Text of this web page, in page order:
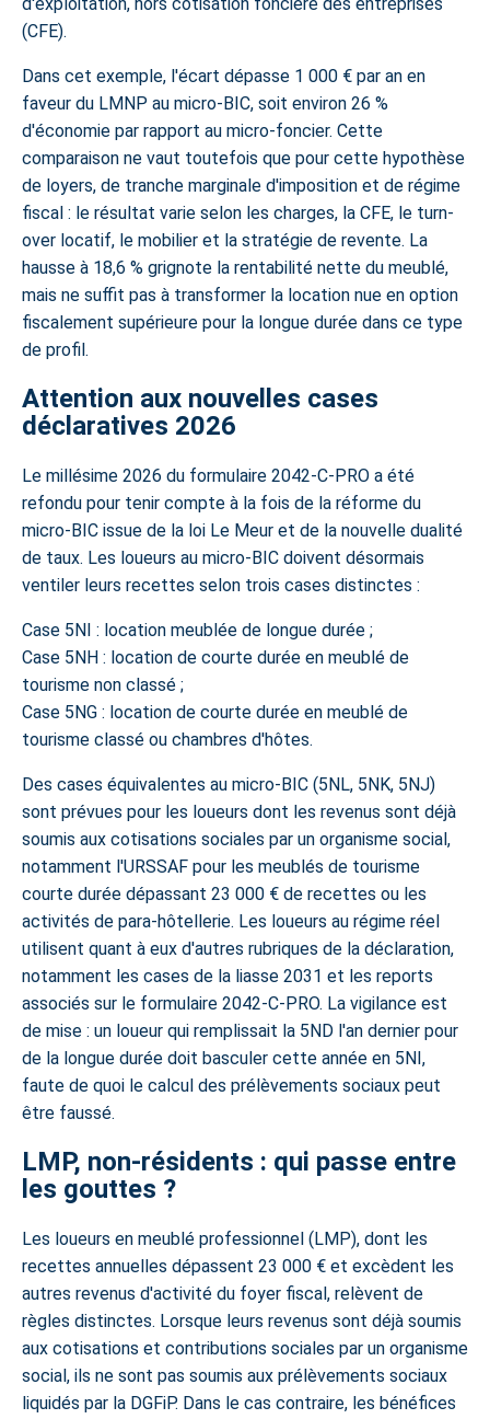
(CFE).
Dans cet exemple, l'écart dépasse 1 000 € par an en
faveur du LMNP au micro-BIC, soit environ 26 %
d'économie par rapport au micro-foncier. Cette
comparaison ne vaut toutefois que pour cette hypothèse
de loyers, de tranche marginale d'imposition et de régime
fiscal : le résultat varie selon les charges, la CFE, le turn-
over locatif, le mobilier et la stratégie de revente. La
hausse à 18,6 % grignote la rentabilité nette du meublé,
mais ne suffit pas à transformer la location nue en option
fiscalement supérieure pour la longue durée dans ce type
de profil.
Attention aux nouvelles cases
déclaratives 2026
Le millésime 2026 du formulaire 2042-C-PRO a été
refondu pour tenir compte à la fois de la réforme du
micro-BIC issue de la loi Le Meur et de la nouvelle dualité
de taux. Les loueurs au micro-BIC doivent désormais
ventiler leurs recettes selon trois cases distinctes :
Case 5NI : location meublée de longue durée ;
Case 5NH : location de courte durée en meublé de
tourisme non classé ;
Case 5NG : location de courte durée en meublé de
tourisme classé ou chambres d'hôtes.
Des cases équivalentes au micro-BIC (5NL, 5NK, 5NJ)
sont prévues pour les loueurs dont les revenus sont déjà
soumis aux cotisations sociales par un organisme social,
notamment l'URSSAF pour les meublés de tourisme
courte durée dépassant 23 000 € de recettes ou les
activités de para-hôtellerie. Les loueurs au régime réel
utilisent quant à eux d'autres rubriques de la déclaration,
notamment les cases de la liasse 2031 et les reports
associés sur le formulaire 2042-C-PRO. La vigilance est
de mise : un loueur qui remplissait la 5ND l'an dernier pour
de la longue durée doit basculer cette année en 5NI,
faute de quoi le calcul des prélèvements sociaux peut
être faussé.
LMP, non-résidents : qui passe entre
les gouttes ?
Les loueurs en meublé professionnel (LMP), dont les
recettes annuelles dépassent 23 000 € et excèdent les
autres revenus d'activité du foyer fiscal, relèvent de
règles distinctes. Lorsque leurs revenus sont déjà soumis
aux cotisations et contributions sociales par un organisme
social, ils ne sont pas soumis aux prélèvements sociaux
liquidés par la DGFiP. Dans le cas contraire, les bénéfices